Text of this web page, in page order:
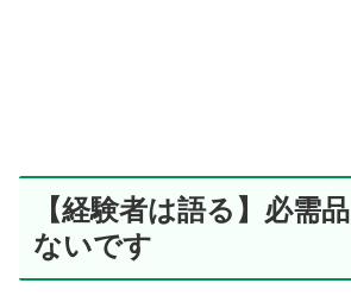
【経験者は語る】必需
ないです